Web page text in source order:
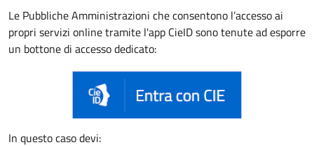
Le Pubbliche Amministrazioni che consentono l’accesso ai
propri servizi online tramite l'app CieID sono tenute ad esporre
un bottone di accesso dedicato:
In questo caso devi: